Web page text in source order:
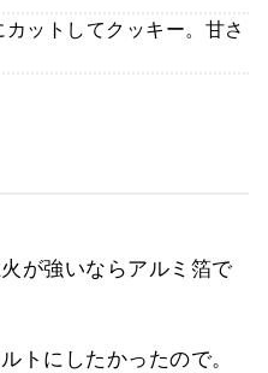
ットしてクッキー。甘さ
が強いならアルミ箔で
トにしたかったので。